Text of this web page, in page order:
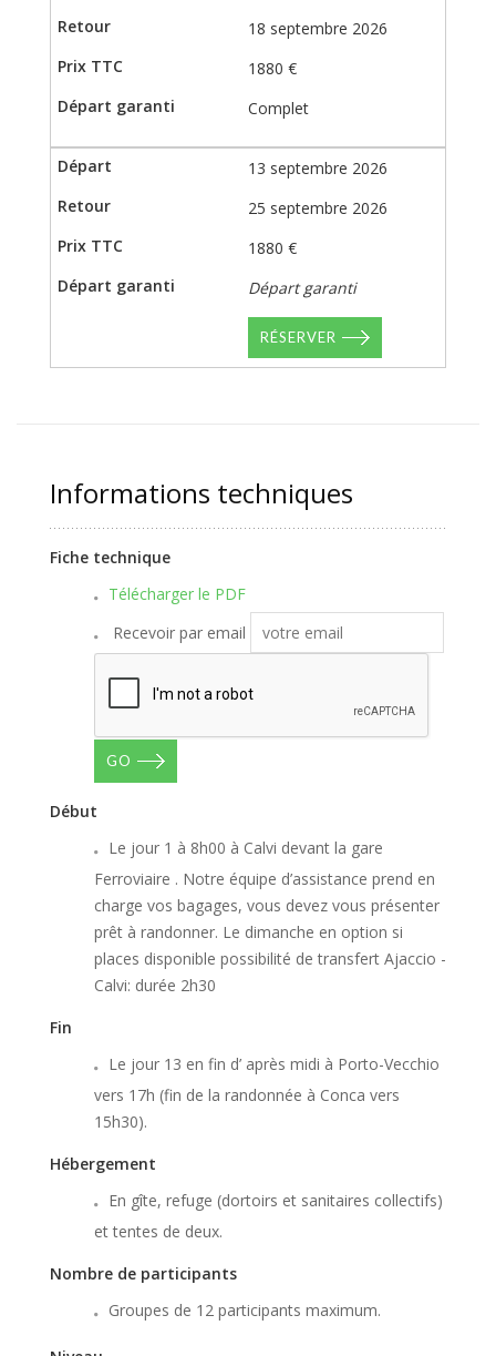
18 septembre 2026
1880 €
Complet
13 septembre 2026
25 septembre 2026
1880 €
Départ garanti
RÉSERVER
Informations techniques
Fiche technique
Télécharger le PDF
Recevoir par email
GO
Début
Le jour 1 à 8h00 à Calvi devant la gare
Ferroviaire . Notre équipe d’assistance prend en
charge vos bagages, vous devez vous présenter
prêt à randonner. Le dimanche en option si
places disponible possibilité de transfert Ajaccio -
Calvi: durée 2h30
Fin
Le jour 13 en fin d’ après midi à Porto-Vecchio
vers 17h (fin de la randonnée à Conca vers
15h30).
Hébergement
En gîte, refuge (dortoirs et sanitaires collectifs)
et tentes de deux.
Nombre de participants
Groupes de 12 participants maximum.